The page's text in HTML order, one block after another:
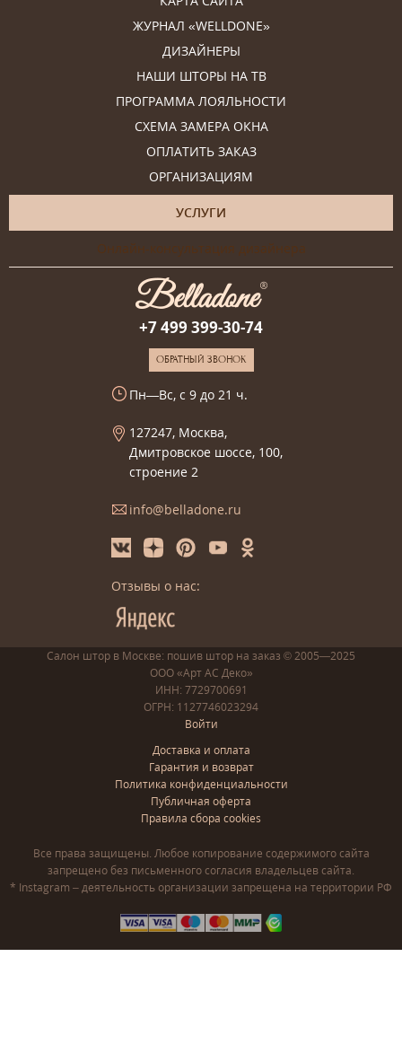
ЖУРНАЛ «WELLDONE»
ДИЗАЙНЕРЫ
НАШИ ШТОРЫ НА ТВ
ПРОГРАММА ЛОЯЛЬНОСТИ
СХЕМА ЗАМЕРА ОКНА
ОПЛАТИТЬ ЗАКАЗ
ОРГАНИЗАЦИЯМ
УСЛУГИ
Онлайн-консультация дизайнера
+7 499 399-30-74
ОБРАТНЫЙ ЗВОНОК
Пн—Вс, с 9 до 21 ч.
127247, Москва,
Дмитровское шоссе, 100,
строение 2
info@belladone.ru
Отзывы о нас:
Салон штор в Москве: пошив штор на заказ © 2005—2025
ООО «Арт АС Деко»
ИНН: 7729700691
ОГРН: 1127746023294
Войти
Доставка и оплата
Гарантия и возврат
Политика конфиденциальности
Публичная оферта
Правила сбора cookies
Все права защищены. Любое копирование содержимого сайта
запрещено без письменного согласия владельцев сайта.
* Instagram – деятельность организации запрещена на территории РФ